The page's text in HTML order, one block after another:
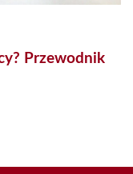
Przewodnik